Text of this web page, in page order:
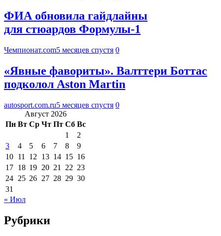
ФИА обновила гайдлайны
для стюардов Формулы-1
Чемпионат.com5 месяцев спустя 0
«Явные фавориты». Валттери Боттас
подколол Aston Martin
autosport.com.ru5 месяцев спустя 0
Август 2026
Пн Вт Ср Чт Пт Сб Вс
1
2
3
4 5 6 7 8
9
10 11 12 13 14 15 16
17 18 19 20 21 22 23
24 25 26 27 28 29 30
31
« Июл
Рубрики